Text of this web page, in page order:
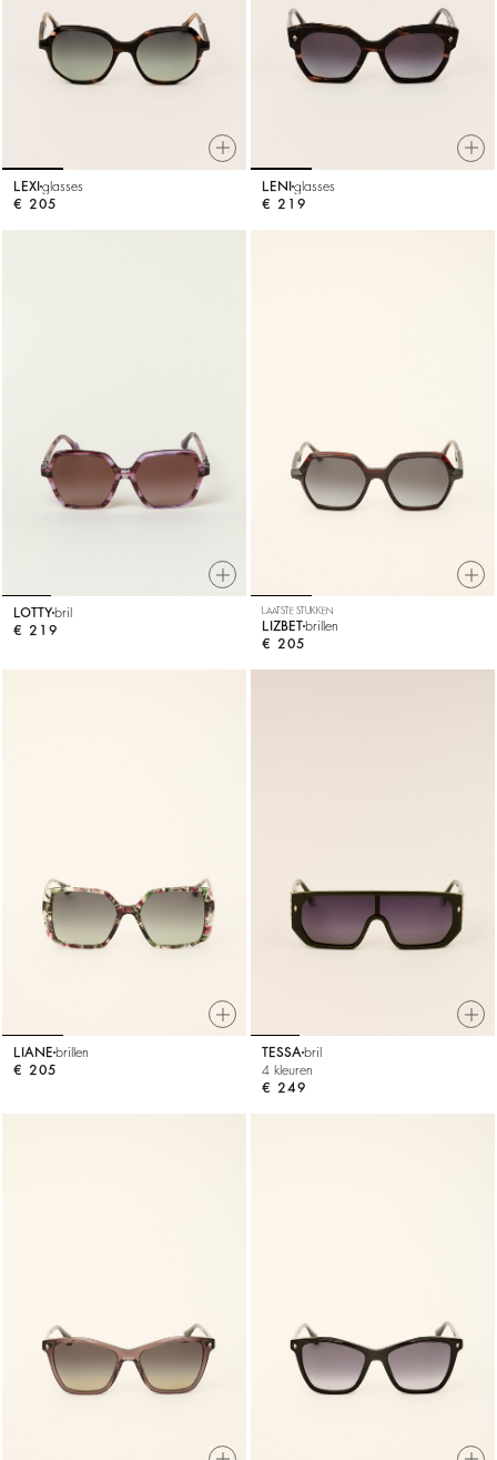
LEXI glasses
€ 205
LENI glasses
€ 219
LOTTY bril
€ 219
LAATSTE STUKKEN
LIZBET brillen
€ 205
LIANE brillen
€ 205
TESSA bril
4 kleuren
€ 249